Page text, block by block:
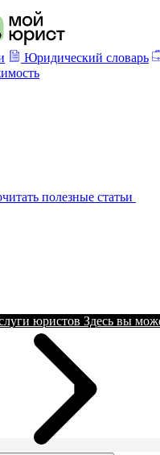
Юридический словарь
полезные статьи
юристов Здесь вы